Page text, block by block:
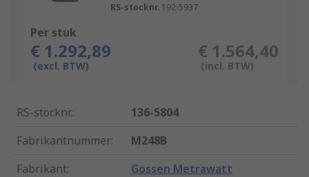
RS-stocknr. 192-5937
Per stuk
€ 1.292,89
(excl. BTW)
€ 1.564,40
(incl. BTW)
RS-stocknr.:
136-5804
Fabrikantnummer:
M248B
Fabrikant: Gossen Metrawatt